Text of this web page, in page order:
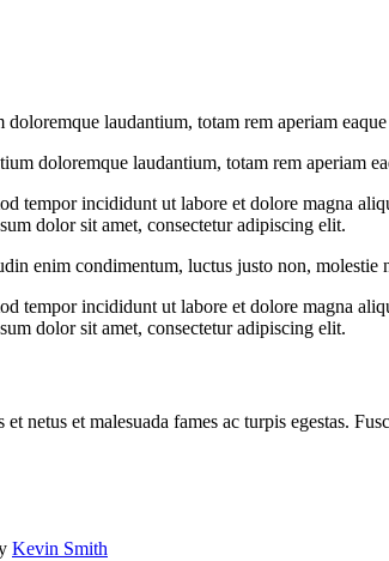
laudantium, totam rem aperiam
doloremque laudantium, totam rem aperiam
tempor incididunt ut labore et dolore magna
dolor sit amet, consectetur adipiscing elit.
enim condimentum, luctus justo non, molestie
tempor incididunt ut labore et dolore magna
dolor sit amet, consectetur adipiscing elit.
netus et malesuada fames ac turpis egestas.
Kevin Smith